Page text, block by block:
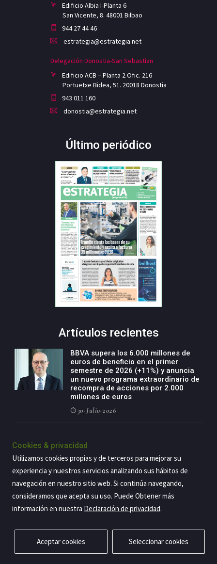
Edificio Albia I-Planta 6
San Vicente, 8. 48001 Bilbao
944 27 44 46
estrategia@estrategia.net
Delegación Donostia-San Sebastian
Edificio ACB – Planta 2 Ofic. 216
Portuetxe Bidea, 51. 20018 Donostia
943 011 160
donostia@estrategia.net
Último periódico
Artículos recientes
BBVA supera los 6.000 millones de
euros de beneficio en el primer
semestre de 2026 (+11%) y anuncia
un nuevo programa extraordinario de
recompra de acciones por 2.000
millones de euros
30-Julio-2026
negocio agro con un modelo global
países
29-Julio-2026
Privacidad Aviso legal Política de cookies Contacto
Cookies & privacidad
Utilizamos cookies propias y de terceros para mejorar su
experiencia y nuestros servicios analizando sus hábitos de
navegación en nuestro sitio web. Si continúa navegando,
consideramos que acepta su uso. Puede Obtener más
información en nuestra Declaración de privacidad.
Aceptar cookies Seleccionar cookies